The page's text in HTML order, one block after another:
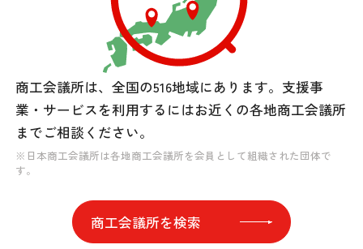
商工会議所は、全国の516地域にあります。 支援事
業・サービスを利用するにはお近くの各地商工会議所
までご相談ください。
※日本商工会議所は各地商工会議所を会員として組織された団体で
す。
商工会議所を検索